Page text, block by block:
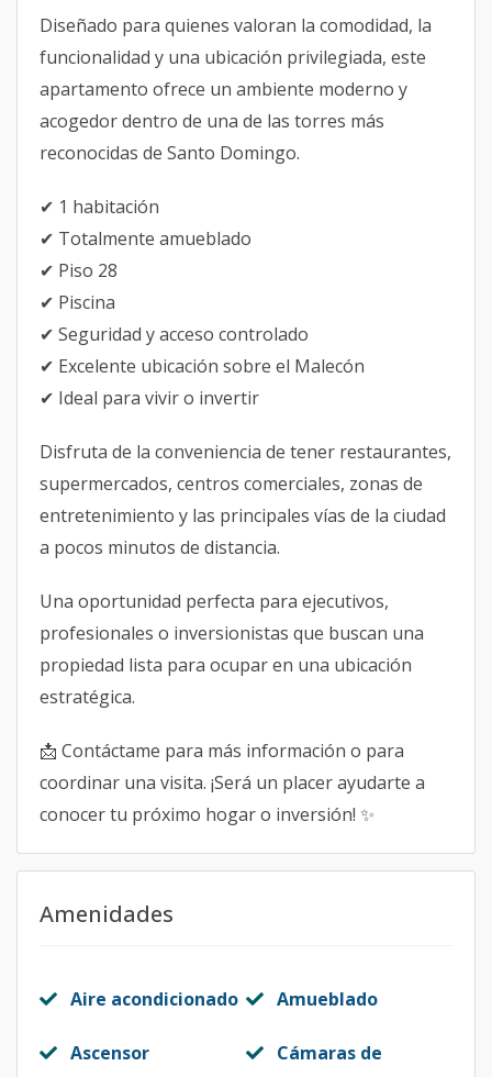
Diseñado para quienes valoran la comodidad, la
funcionalidad y una ubicación privilegiada, este
apartamento ofrece un ambiente moderno y
acogedor dentro de una de las torres más
reconocidas de Santo Domingo.
✔ 1 habitación
✔ Totalmente amueblado
✔ Piso 28
✔ Piscina
✔ Seguridad y acceso controlado
✔ Excelente ubicación sobre el Malecón
✔ Ideal para vivir o invertir
Disfruta de la conveniencia de tener restaurantes,
supermercados, centros comerciales, zonas de
entretenimiento y las principales vías de la ciudad
a pocos minutos de distancia.
Una oportunidad perfecta para ejecutivos,
profesionales o inversionistas que buscan una
propiedad lista para ocupar en una ubicación
estratégica.
📩 Contáctame para más información o para
coordinar una visita. ¡Será un placer ayudarte a
conocer tu próximo hogar o inversión! ✨
Amenidades
Aire acondicionado Amueblado
Ascensor
Cámaras de